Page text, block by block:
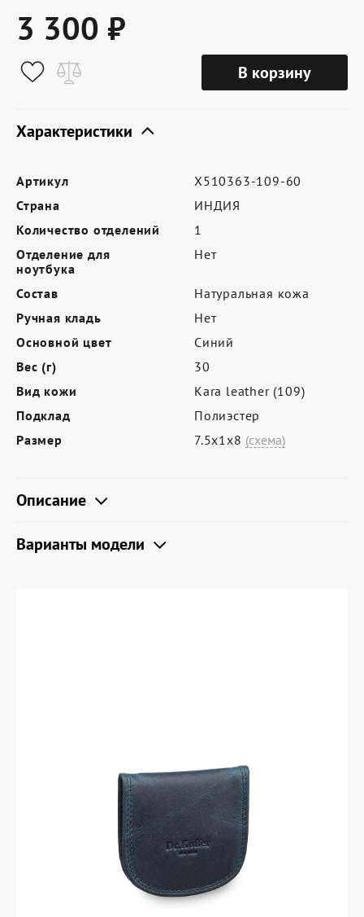
О компании
Условия доставки
Сертификат Dr.Koffer
Где купить
Партнерам
Контакты
Программа лояльности
Политика обработки персональных
данных
3 300 ₽
В корзину
Характеристики
Артикул
X510363-109-60
Страна
ИНДИЯ
Количество отделений
1
Отделение для
ноутбука
Нет
Состав
Натуральная кожа
Ручная кладь
Нет
Основной цвет
Синий
Вес (г)
30
Вид кожи
Kara leather (109)
Подклад
Полиэстер
Размер
7.5х1х8 (схема)
Описание
Варианты модели